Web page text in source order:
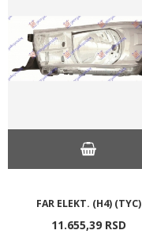
FAR ELEKT. (H4) (TYC)
11.655,39 RSD